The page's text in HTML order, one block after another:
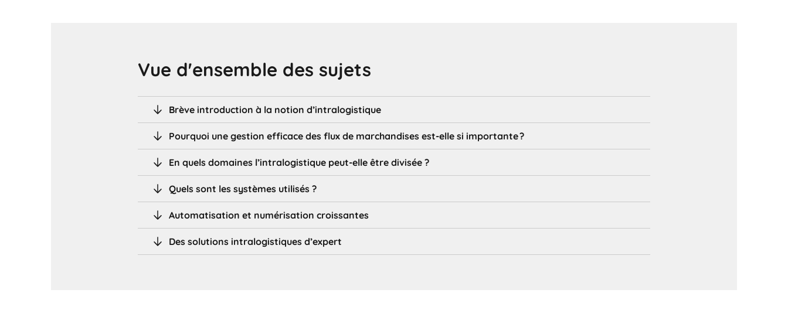
Vue d'ensemble des sujets
Brève introduction à la notion d’intralogistique
Pourquoi une gestion efficace des flux de marchandises est-elle si importante ?
En quels domaines l’intralogistique peut-elle être divisée ?
Quels sont les systèmes utilisés ?
Automatisation et numérisation croissantes
Des solutions intralogistiques d’expert